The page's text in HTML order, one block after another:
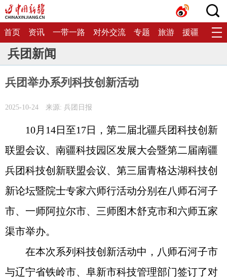
首页 资讯 一带一路 对外交流 专题 旅游 援疆 生态
兵团新闻
兵团举办系列科技创新活动
2025-10-24 来源: 兵团日报
10月14日至17日，第二届北疆兵团科技创新
联盟会议、南疆科技园区发展大会暨第二届南疆
兵团科技创新联盟会议、第三届青格达湖科技创
新论坛暨院士专家六师行活动分别在八师石河子
市、一师阿拉尔市、三师图木舒克市和六师五家
渠市举办。
在本次系列科技创新活动中，八师石河子市
与辽宁省铁岭市、阜新市科技管理部门签订了对